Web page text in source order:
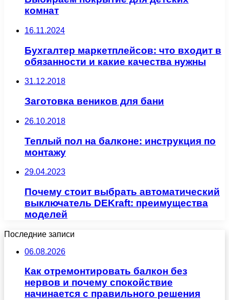
комнат
16.11.2024
Бухгалтер маркетплейсов: что входит в
обязанности и какие качества нужны
31.12.2018
Заготовка веников для бани
26.10.2018
Теплый пол на балконе: инструкция по
монтажу
29.04.2023
Почему стоит выбрать автоматический
выключатель DEKraft: преимущества
моделей
Последние записи
06.08.2026
Как отремонтировать балкон без
нервов и почему спокойствие
начинается с правильного решения